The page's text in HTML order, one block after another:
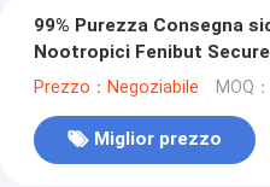
99% Purezza Consegna
Nootropici Fenibut
USA Europa
Prezzo：Negoziabile MOQ
Miglior prezzo